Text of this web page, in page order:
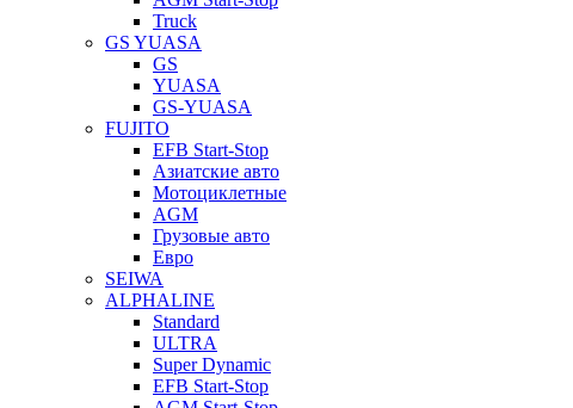
Truck
GS YUASA
GS
YUASA
GS-YUASA
FUJITO
EFB Start-Stop
Азиатские авто
Мотоциклетные
AGM
Грузовые авто
Евро
SEIWA
ALPHALINE
Standard
ULTRA
Super Dynamic
EFB Start-Stop